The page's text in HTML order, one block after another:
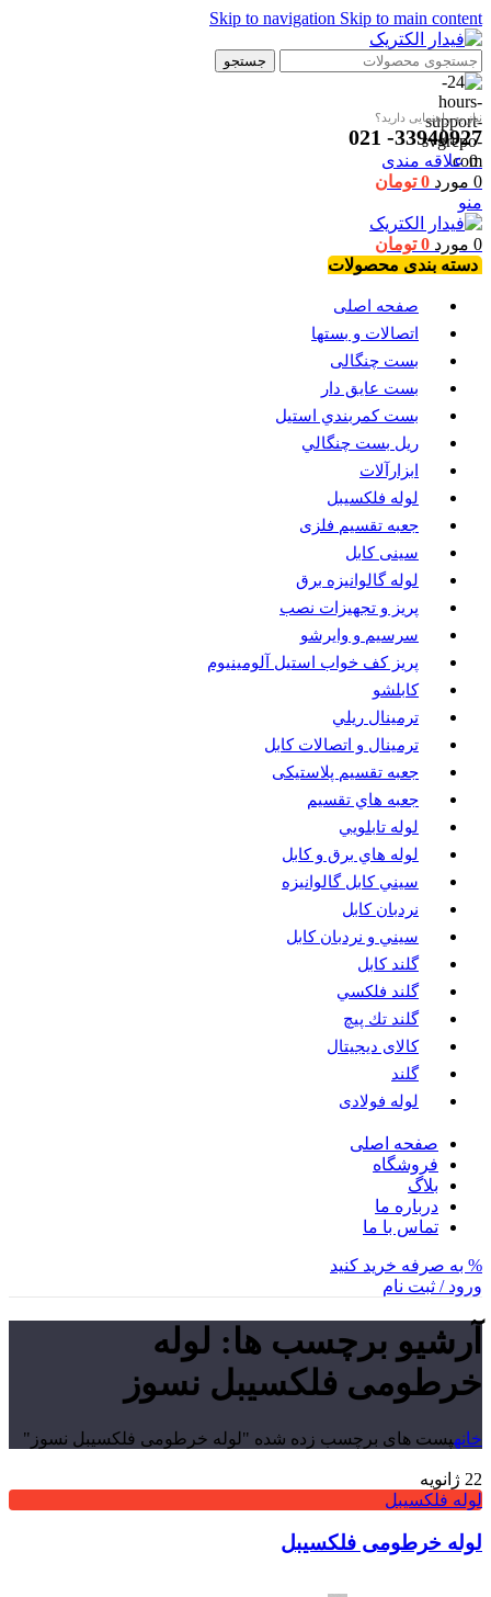
Skip to navigation Skip to main content
جستجو
نیاز به راهنمایی دارید؟
33940927- 021
0 علاقه مندی
0 مورد 0 تومان
منو
0 مورد 0 تومان
دسته بندی محصولات
صفحه اصلی
اتصالات و بستها
بست چنگالی
بست عايق دار
بست كمربندي استيل
ريل بست چنگالي
ابزارآلات
لوله فلکسیبل
جعبه تقسیم فلزی
سینی کابل
لوله گالوانیزه برق
پريز و تجهيزات نصب
سرسيم و وايرشو
پريز كف خواب استيل آلومينيوم
كابلشو
ترمينال ريلي
ترمينال و اتصالات كابل
جعبه تقسيم پلاستیکی
جعبه هاي تقسيم
لوله تابلويي
لوله هاي برق و كابل
سيني كابل گالوانيزه
نردبان كابل
سيني و نردبان كابل
گلند كابل
گلند فلكسي
گلند تك پيچ
کالای دیجیتال
گلند
لوله فولادی
صفحه اصلی
فروشگاه
بلاگ
درباره ما
تماس با ما
% به صرفه خرید کنید
ورود / ثبت نام
آرشیو برچسب ها: لوله
خرطومی فلکسیبل نسوز
خانهپست های برچسب زده شده "لوله خرطومی فلکسیبل نسوز"
22 ژانویه
لوله فلکسیبل
لوله خرطومی فلکسیبل